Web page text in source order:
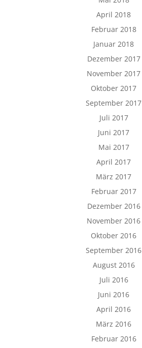
April 2018
Februar 2018
Januar 2018
Dezember 2017
November 2017
Oktober 2017
September 2017
Juli 2017
Juni 2017
Mai 2017
April 2017
März 2017
Februar 2017
Dezember 2016
November 2016
Oktober 2016
September 2016
August 2016
Juli 2016
Juni 2016
April 2016
März 2016
Februar 2016